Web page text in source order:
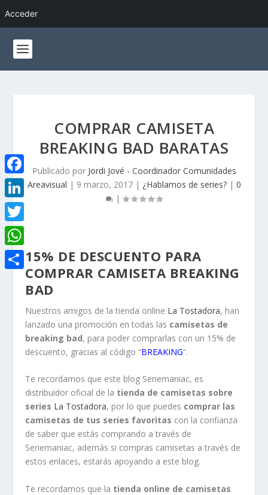
Acceder
COMPRAR CAMISETA
BREAKING BAD BARATAS
Publicado por Jordi Jové - Coordinador Comunidades
Areavisual | 9 marzo, 2017| ¿Hablamos de series?| 0
|
15% DE DESCUENTO PARA
COMPRAR CAMISETA BREAKING
BAD
Nuestros amigos de la tienda online La Tostadora, han
lanzado una promoción en todas las camisetas de
breaking bad, para poder comprarlas con un 15% de
descuento, gracias al código “BREAKING“.
Te recordamos que este blog Seriemaniac, es
distribuidor oficial de la tienda de camisetas sobre
series La Tostadora, por lo que puedes comprar las
camisetas de tus series favoritas con la confianza
de saber que estás comprando a través de
Seriemaniac, además si compras camisetas a través de
estos enlaces, estarás apoyando a este blog.
Te recordamos que la tienda online de camisetas
F
a
c
e
b
L
i
n
k
T
w
i
W